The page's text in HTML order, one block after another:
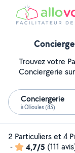
Trouvez votre
Conciergerie
Conciergerie
à Ollioules (83)
2 Particuliers et 4
-
4,7/5 (111